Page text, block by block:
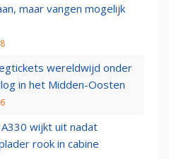
maar vangen mogelijk
wereldwijd onder
in het Midden-Oosten
A330 wijkt uit nadat
rook in cabine